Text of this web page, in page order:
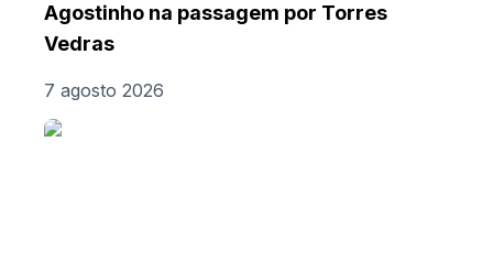
Agostinho na passagem por Torres
Vedras
7 agosto 2026